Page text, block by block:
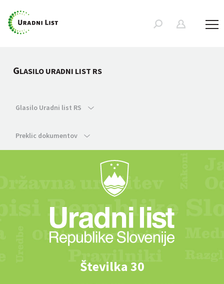
GLASILO URADNI LIST RS
Glasilo Uradni list RS
Preklic dokumentov
Številka 30